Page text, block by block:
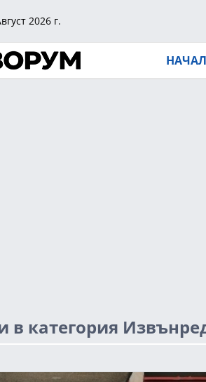
2026 г.
в категория